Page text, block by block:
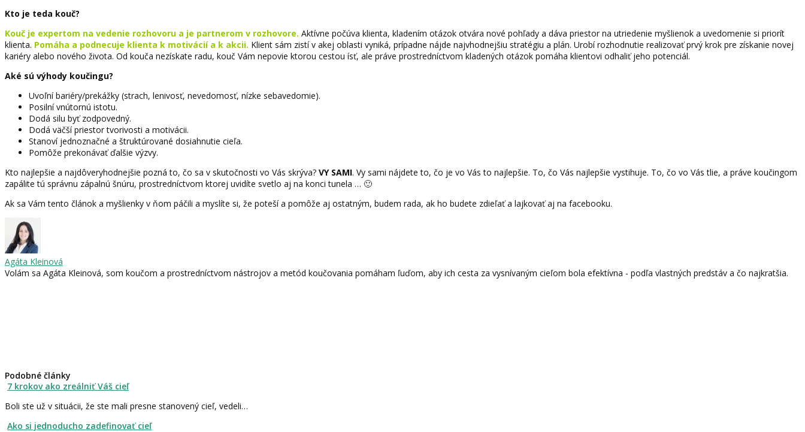
Kto je teda kouč?
Kouč je expertom na vedenie rozhovoru a je partnerom v rozhovore. Aktívne počúva klienta, kladením otázok otvára nové pohľady a dáva priestor na utriedenie myšlienok a uvedomenie si priorít
klienta. Pomáha a podnecuje klienta k motivácií a k akcii. Klient sám zistí v akej oblasti vyniká, prípadne nájde najvhodnejšiu stratégiu a plán. Urobí rozhodnutie realizovať prvý krok pre získanie novej
kariéry alebo nového života. Od kouča nezískate radu, kouč Vám nepovie ktorou cestou ísť, ale práve prostredníctvom kladených otázok pomáha klientovi odhaliť jeho potenciál.
Aké sú výhody koučingu?
Uvoľní bariéry/prekážky (strach, lenivosť, nevedomosť, nízke sebavedomie).
Posilní vnútornú istotu.
Dodá silu byť zodpovedný.
Dodá väčší priestor tvorivosti a motivácii.
Stanoví jednoznačné a štruktúrované dosiahnutie cieľa.
Pomôže prekonávať ďalšie výzvy.
Kto najlepšie a najdôveryhodnejšie pozná to, čo sa v skutočnosti vo Vás skrýva? VY SAMI. Vy sami nájdete to, čo je vo Vás to najlepšie. To, čo Vás najlepšie vystihuje. To, čo vo Vás tlie, a práve koučingom
zapálite tú správnu zápalnú šnúru, prostredníctvom ktorej uvidíte svetlo aj na konci tunela … 🙂
Ak sa Vám tento článok a myšlienky v ňom páčili a myslíte si, že poteší a pomôže aj ostatným, budem rada, ak ho budete zdieľať a lajkovať aj na facebooku.
Agáta Kleinová
Volám sa Agáta Kleinová, som koučom a prostredníctvom nástrojov a metód koučovania pomáham ľuďom, aby ich cesta za vysnívaným cieľom bola efektívna - podľa vlastných predstáv a čo najkratšia.
Podobné články
7 krokov ako zreálniť Váš cieľ
Boli ste už v situácii, že ste mali presne stanovený cieľ, vedeli…
Ako si jednoducho zadefinovať cieľ